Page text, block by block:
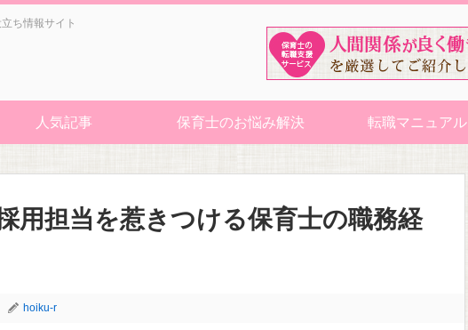
ち情報サイト
人気記事 保育士のお悩み解決 転職マニュアル
用担当を惹きつける保育士の職務経
hoiku-r